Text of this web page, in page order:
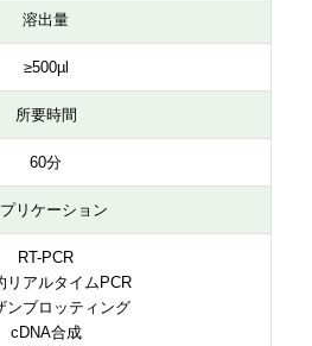
溶出量
≥500µl
所要時間
60分
リケーション
RT-PCR
リアルタイムPCR
ンブロッティング
cDNA合成